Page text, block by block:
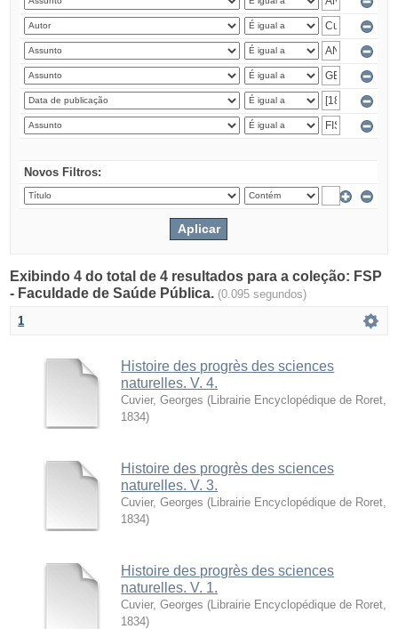
Novos Filtros:
Exibindo 4 do total de 4 resultados para a coleção: FSP
- Faculdade de Saúde Pública. (0.095 segundos)
1
Histoire des progrès des sciences
naturelles. V. 4.
Cuvier, Georges ( Librairie Encyclopédique de Roret
1834)
Histoire des progrès des sciences
naturelles. V. 3.
Cuvier, Georges ( Librairie Encyclopédique de Roret
1834)
Histoire des progrès des sciences
naturelles. V. 1.
Cuvier, Georges ( Librairie Encyclopédique de Roret
1834)